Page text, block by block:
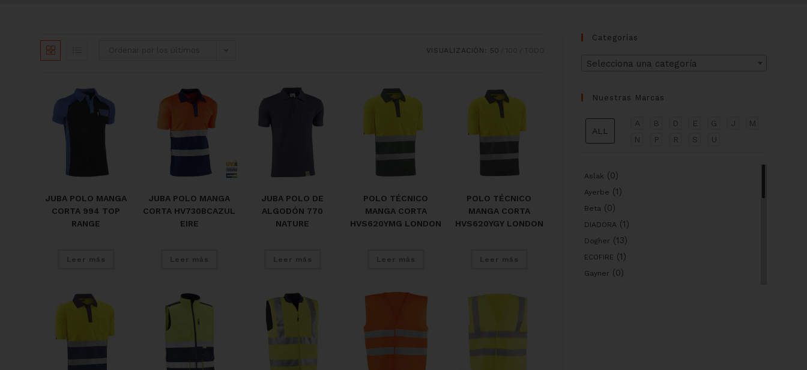
VISUALIZACIÓN: 50
JUBA POLO MANGA
CORTA 994 TOP
RANGE
Leer más
JUBA POLO MANGA
CORTA HV730BCAZUL
EIRE
Leer más
JUBA POLO DE
ALGODÓN 770
NATURE
Leer más
POLO TÉCNICO
MANGA CORTA
HVS620YMG LONDON
Leer más
POLO TÉCNICO
MANGA CORTA
HVS620YGY LONDON
Leer más
Categorías
Selecciona una categoría
Nuestras Marcas
ALL
A B D E G J
M
N
P R S U
Aslak (0)
Ayerbe (1)
Beta (0)
DIADORA (1)
Dogher (13)
ECOFIRE (1)
Gayner (0)